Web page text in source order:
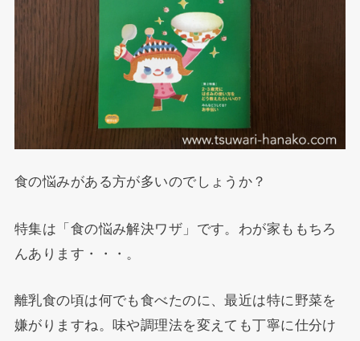
食の悩みがある方が多いのでしょうか？
特集は「食の悩み解決ワザ」です。わが家ももちろ
んあります・・・。
離乳食の頃は何でも食べたのに、最近は特に野菜を
嫌がりますね。味や調理法を変えても丁寧に仕分け